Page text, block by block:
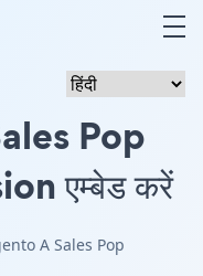
Pop
एम्बेड करें
A Sales Pop